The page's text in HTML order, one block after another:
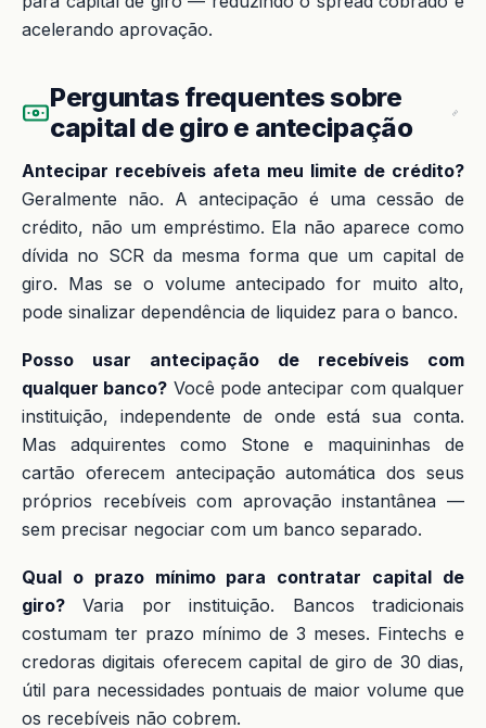
acelerando aprovação.
Perguntas frequentes sobre
capital de giro e antecipação
Antecipar recebíveis afeta meu limite de crédito?
Geralmente não. A antecipação é uma cessão de
crédito, não um empréstimo. Ela não aparece como
dívida no SCR da mesma forma que um capital de
giro. Mas se o volume antecipado for muito alto,
pode sinalizar dependência de liquidez para o banco.
Posso usar antecipação de recebíveis com
qualquer banco? Você pode antecipar com qualquer
instituição, independente de onde está sua conta.
Mas adquirentes como Stone e maquininhas de
cartão oferecem antecipação automática dos seus
próprios recebíveis com aprovação instantânea —
sem precisar negociar com um banco separado.
Qual o prazo mínimo para contratar capital de
giro? Varia por instituição. Bancos tradicionais
costumam ter prazo mínimo de 3 meses. Fintechs e
credoras digitais oferecem capital de giro de 30 dias,
útil para necessidades pontuais de maior volume que
os recebíveis não cobrem.